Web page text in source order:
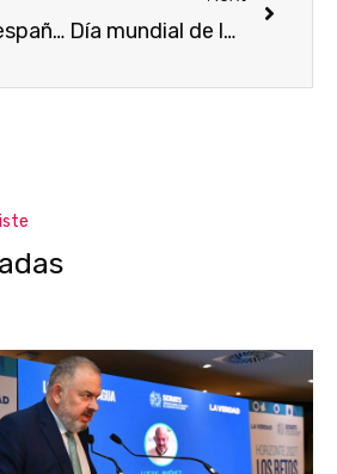
El levante español, principal cultivo del cuarto frutal más producido en el mundo: El melocotonero Día mundial de la lucha contra la desertificación